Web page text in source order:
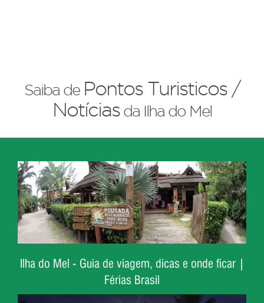
Saiba de Pontos Turisticos /
Notíciasda Ilha do Mel
Ilha do Mel - Guia de viagem, dicas e onde ficar |
Férias Brasil